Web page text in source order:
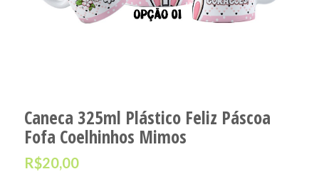
Caneca 325ml Plástico Feliz Páscoa
Fofa Coelhinhos Mimos
R$20,00